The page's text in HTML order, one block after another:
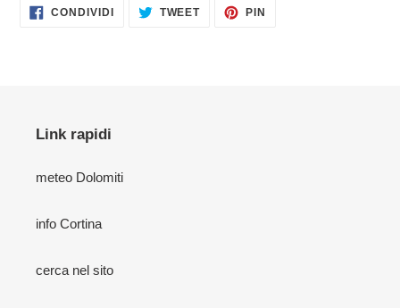
CONDIVIDICONDIVIDI
SU
TWEETTWITTA PIN
Link rapidi
meteo Dolomiti
info Cortina
cerca nel sito